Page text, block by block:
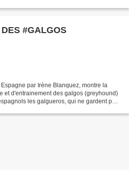
#GALGOS
par Irène Blanquez, montre la
et d'entrainement des galgos (greyhound)
les galgueros, qui ne gardent pas